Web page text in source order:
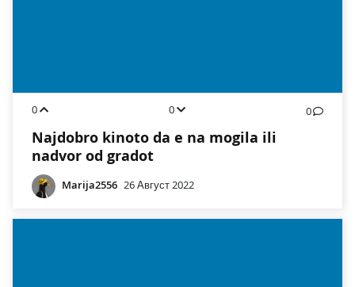
0 0 0
Najdobro kinoto da e na mogila ili
nadvor od gradot
Marija2556 26 Август 2022